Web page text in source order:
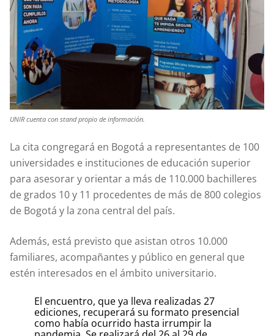
UNIR cuenta con stand propio de información.
La cita congregará en Bogotá a representantes de 100
universidades e instituciones de educación superior
para asesorar y orientar a más de 110.000 bachilleres
de grados 10 y 11 procedentes de más de 800 colegios
de Bogotá y la zona central del país.
Además, está previsto que asistan otros 10.000
familiares, acompañantes y público en general que
estén interesados en el ámbito universitario.
El encuentro, que ya lleva realizadas 27
ediciones, recuperará su formato presencial
como había ocurrido hasta irrumpir la